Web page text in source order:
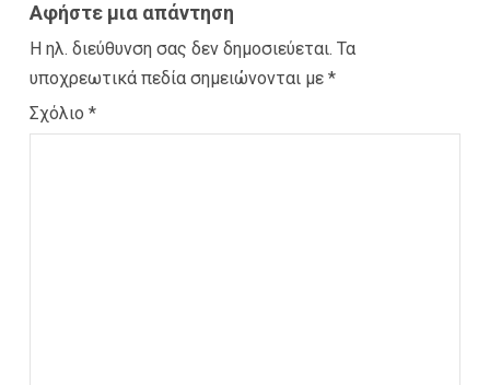
Αφήστε μια απάντηση
Η ηλ. διεύθυνση σας δεν δημοσιεύεται. Τα
υποχρεωτικά πεδία σημειώνονται με *
Σχόλιο *